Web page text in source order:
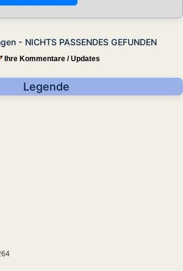
- NICHTS PASSENDES GEFUNDEN
Ihre Kommentare / Updates
Legende